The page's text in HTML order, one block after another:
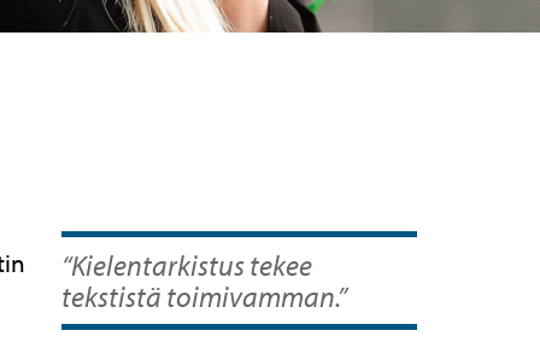
“Kielentarkistus tekee
tekstistä toimivamman.”